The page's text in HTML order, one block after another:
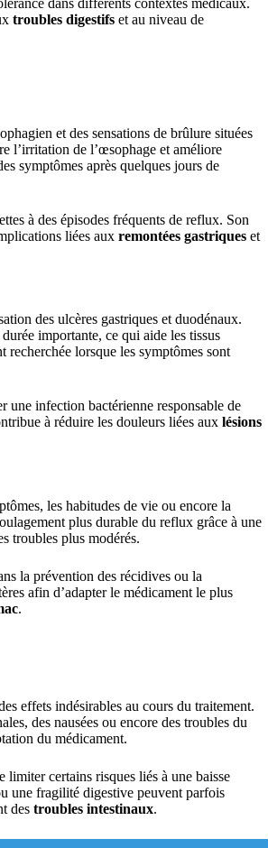
dans différents contextes médicaux.
troubles digestifs et au niveau de
et des sensations de brûlure situées
l’irritation de l’œsophage et améliore
symptômes après quelques jours de
à des épisodes fréquents de reflux. Son
liées aux remontées gastriques et
des ulcères gastriques et duodénaux.
importante, ce qui aide les tissus
recherchée lorsque les symptômes sont
une infection bactérienne responsable de
à réduire les douleurs liées aux lésions
les habitudes de vie ou encore la
plus durable du reflux grâce à une
troubles plus modérés.
la prévention des récidives ou la
afin d’adapter le médicament le plus
.
effets indésirables au cours du traitement.
des nausées ou encore des troubles du
du médicament.
certains risques liés à une baisse
une fragilité digestive peuvent parfois
des troubles intestinaux.